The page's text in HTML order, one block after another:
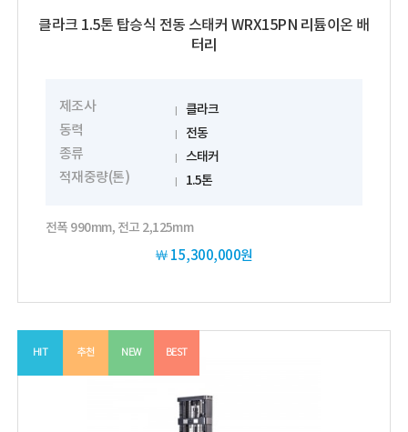
클라크 1.5톤 탑승식 전동 스태커 WRX15PN 리튬이온 배
터리
제조사
클라크
동력
전동
종류
스태커
적재중량(톤)
1.5톤
전폭 990mm, 전고 2,125mm
￦ 15,300,000원
HIT 추천 NEW BEST